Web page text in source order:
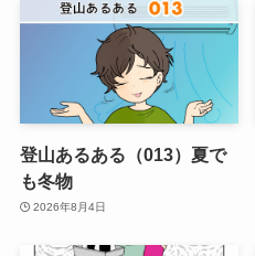
登山あるある（013）夏で
も冬物
2026年8月4日